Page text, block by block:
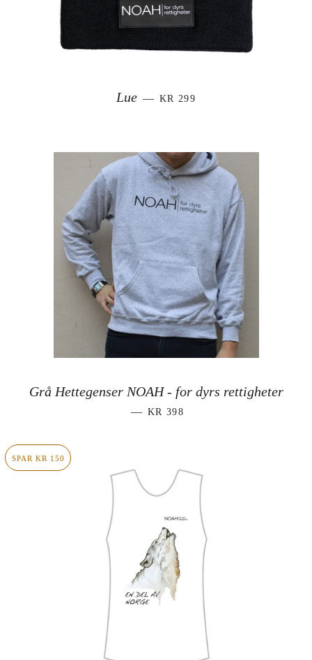
Lue — VANLIG PRIS
KR 299
Grå Hettegenser NOAH - for dyrs rettigheter
— VANLIG PRIS
KR 398
SPAR KR 150